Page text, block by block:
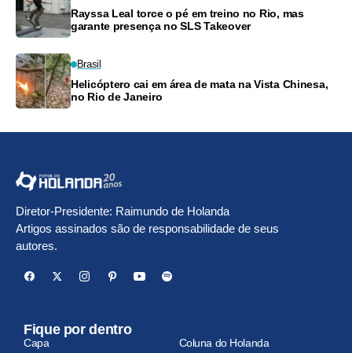
Rayssa Leal torce o pé em treino no Rio, mas
garante presença no SLS Takeover
Brasil
Helicóptero cai em área de mata na Vista Chinesa,
no Rio de Janeiro
Diretor-Presidente: Raimundo de Holanda
Artigos assinados são de responsabilidade de seus
autores.
Fique por dentro
Capa Coluna do Holanda